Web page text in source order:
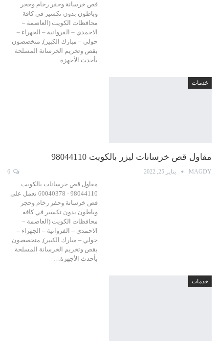
قص خرسانة وحفر رخام وحجر
وباطون بدون تكسير في كافة
محافظات الكويت (العاصمة –
الاحمدي – الفروانية – الجهراء –
حولي – مبارك الكبير), متخصصون
بقص وتخريم الخرسانة المسلحة
بأحدث الأجهزة…
خدمات
مقاول قص خرسانات ليزر بالكويت 98044110
MAGDY يناير 25, 2022
مقاول قص خرسانات بالكويت
98044110 - 60040378 نعمل على
قص خرسانة وحفر رخام وحجر
وباطون بدون تكسير في كافة
محافظات الكويت (العاصمة –
الاحمدي – الفروانية – الجهراء –
حولي – مبارك الكبير), متخصصون
بقص وتخريم الخرسانة المسلحة
بأحدث الأجهزة…
خدمات